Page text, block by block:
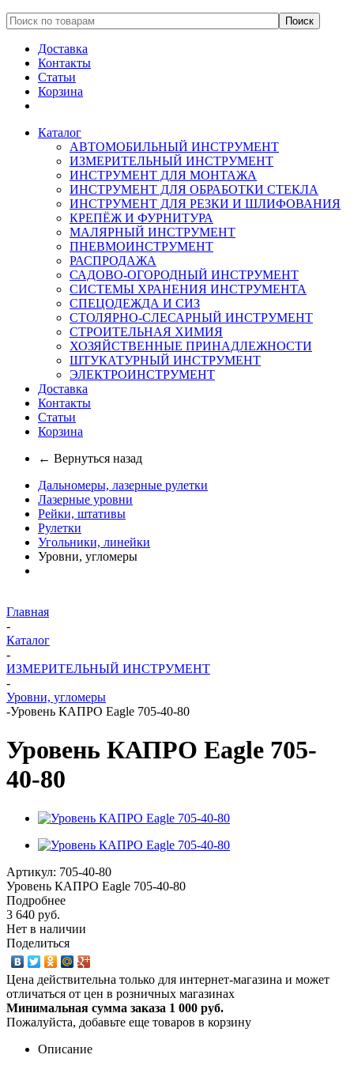
Доставка
Контакты
Статьи
Корзина
Каталог
АВТОМОБИЛЬНЫЙ ИНСТРУМЕНТ
ИЗМЕРИТЕЛЬНЫЙ ИНСТРУМЕНТ
ИНСТРУМЕНТ ДЛЯ МОНТАЖА
ИНСТРУМЕНТ ДЛЯ ОБРАБОТКИ СТЕКЛА
ИНСТРУМЕНТ ДЛЯ РЕЗКИ И ШЛИФОВАНИЯ
КРЕПЁЖ И ФУРНИТУРА
МАЛЯРНЫЙ ИНСТРУМЕНТ
ПНЕВМОИНСТРУМЕНТ
РАСПРОДАЖА
САДОВО-ОГОРОДНЫЙ ИНСТРУМЕНТ
СИСТЕМЫ ХРАНЕНИЯ ИНСТРУМЕНТА
СПЕЦОДЕЖДА И СИЗ
СТОЛЯРНО-СЛЕСАРНЫЙ ИНСТРУМЕНТ
СТРОИТЕЛЬНАЯ ХИМИЯ
ХОЗЯЙСТВЕННЫЕ ПРИНАДЛЕЖНОСТИ
ШТУКАТУРНЫЙ ИНСТРУМЕНТ
ЭЛЕКТРОИНСТРУМЕНТ
Доставка
Контакты
Статьи
Корзина
← Вернуться назад
Дальномеры, лазерные рулетки
Лазерные уровни
Рейки, штативы
Рулетки
Угольники, линейки
Уровни, угломеры
Главная
-
Каталог
-
ИЗМЕРИТЕЛЬНЫЙ ИНСТРУМЕНТ
-
Уровни, угломеры
-Уровень КАПРО Eagle 705-40-80
Уровень КАПРО Eagle 705-
40-80
Артикул: 705-40-80
Уровень КАПРО Eagle 705-40-80
Подробнее
3 640 руб.
Нет в наличии
Поделиться
Цена действительна только для интернет-магазина и может
отличаться от цен в розничных магазинах
Минимальная сумма заказа 1 000 руб.
Пожалуйста, добавьте еще товаров в корзину
Описание